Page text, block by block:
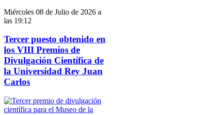
Miércoles 08 de Julio de 2026 a
las 19:12
Tercer puesto obtenido en
los VIII Premios de
Divulgación Científica de
la Universidad Rey Juan
Carlos